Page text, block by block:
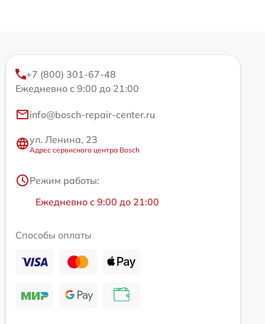
+7 (800) 301-67-48
Ежедневно с 9:00 до 21:00
info@bosch-repair-center.ru
ул. Ленина, 23
Адрес сервисного центра Bosch
Режим работы:
Ежедневно с 9:00 до 21:00
Способы оплаты